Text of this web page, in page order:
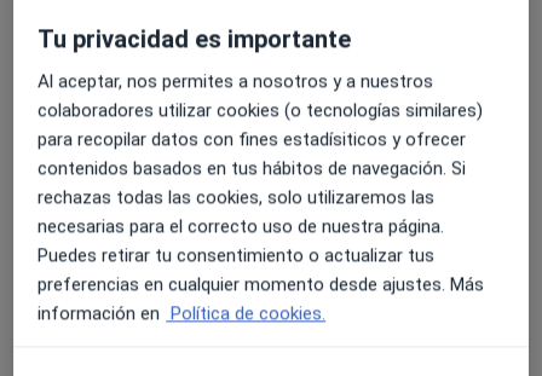
C/ Pacífico 19, Málaga •
Unideo
Visita Aparato Digestivo
Servicio gratuito
Pedir una cita
Tu privacidad es importante
Al aceptar, nos permites a nosotros y a nuestros
colaboradores utilizar cookies (o tecnologías similares)
para recopilar datos con fines estadísiticos y ofrecer
contenidos basados en tus hábitos de navegación. Si
rechazas todas las cookies, solo utilizaremos las
necesarias para el correcto uso de nuestra página.
Puedes retirar tu consentimiento o actualizar tus
preferencias en cualquier momento desde ajustes. Más
información en Política de cookies.